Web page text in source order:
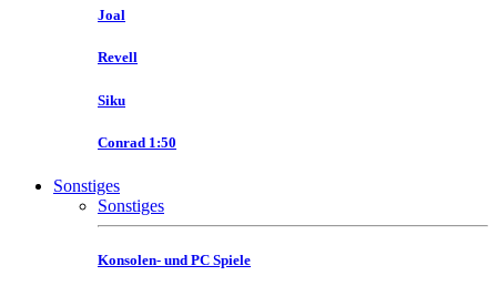
Joal
Revell
Siku
Conrad 1:50
Sonstiges
Sonstiges
Konsolen- und PC Spiele